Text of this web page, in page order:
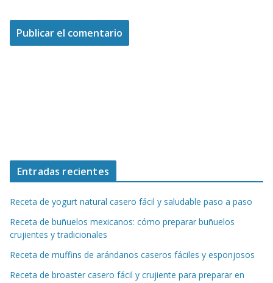
Entradas recientes
Receta de yogurt natural casero fácil y saludable paso a paso
Receta de buñuelos mexicanos: cómo preparar buñuelos
crujientes y tradicionales
Receta de muffins de arándanos caseros fáciles y esponjosos
Receta de broaster casero fácil y crujiente para preparar en